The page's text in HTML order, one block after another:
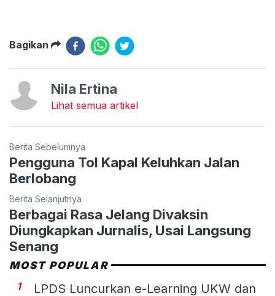
Bagikan
Nila Ertina
Lihat semua artikel
Berita Sebelumnya
Pengguna Tol Kapal Keluhkan Jalan
Berlobang
Berita Selanjutnya
Berbagai Rasa Jelang Divaksin
Diungkapkan Jurnalis, Usai Langsung
Senang
MOST POPULAR
1
LPDS Luncurkan e-Learning UKW dan